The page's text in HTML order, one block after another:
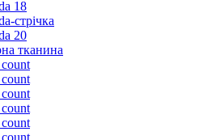
18
стрічка
20
тканина